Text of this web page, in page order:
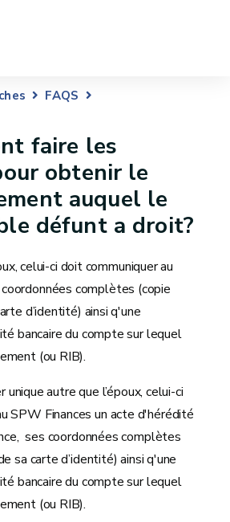
FAQS
faire les
obtenir le
auquel le
défunt a droit?
celui-ci doit communiquer au
complètes (copie
d’identité) ainsi q'une
bancaire du compte sur lequel
(ou RIB).
unique autre que l’époux, celui-ci
SPW Finances un acte d'hérédité
ses coordonnées complètes
sa carte d’identité) ainsi q'une
bancaire du compte sur lequel
(ou RIB).